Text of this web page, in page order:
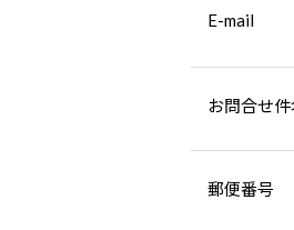
E-mail
お問合せ件
郵便番号